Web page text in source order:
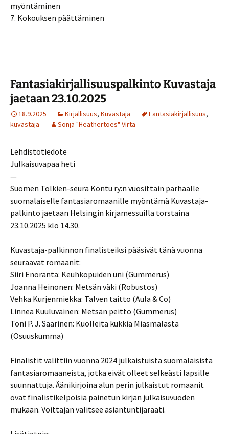
myöntäminen
7. Kokouksen päättäminen
Fantasiakirjallisuuspalkinto Kuvastaja
jaetaan 23.10.2025
18.9.2025 Kirjallisuus, Kuvastaja Fantasiakirjallisuus,
kuvastaja
Sonja "Heathertoes" Virta
Lehdistötiedote
Julkaisuvapaa heti
—
Suomen Tolkien-seura Kontu ry:n vuosittain parhaalle
suomalaiselle fantasiaromaanille myöntämä Kuvastaja-
palkinto jaetaan Helsingin kirjamessuilla torstaina
23.10.2025 klo 14.30.
Kuvastaja-palkinnon finalisteiksi pääsivät tänä vuonna
seuraavat romaanit:
Siiri Enoranta: Keuhkopuiden uni (Gummerus)
Joanna Heinonen: Metsän väki (Robustos)
Vehka Kurjenmiekka: Talven taitto (Aula & Co)
Linnea Kuuluvainen: Metsän peitto (Gummerus)
Toni P. J. Saarinen: Kuolleita kukkia Miasmalasta
(Osuuskumma)
Finalistit valittiin vuonna 2024 julkaistuista suomalaisista
fantasiaromaaneista, jotka eivät olleet selkeästi lapsille
suunnattuja. Äänikirjoina alun perin julkaistut romaanit
ovat finalistikelpoisia painetun kirjan julkaisuvuoden
mukaan. Voittajan valitsee asiantuntijaraati.